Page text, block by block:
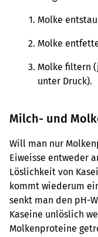
Molke
Molke
Molke filtern
unter Druck).
Milch- und
Will man nur
Eiweisse entweder
Löslichkeit von
kommt wiederum
senkt man den pH-
Kaseine unlöslich
Molkenproteine